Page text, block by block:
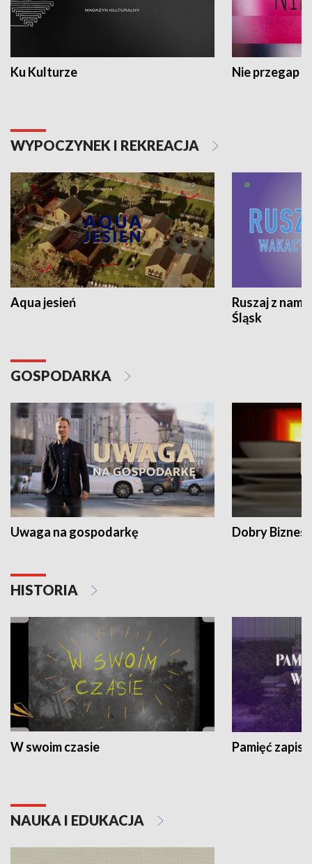
Ku Kulturze Nie przegap
WYPOCZYNEK I REKREACJA
Aqua jesień
Ruszaj z
Śląsk
GOSPODARKA
Uwaga na gospodarkę Dobry Biznes
HISTORIA
W swoim czasie Pamięć
NAUKA I EDUKACJA